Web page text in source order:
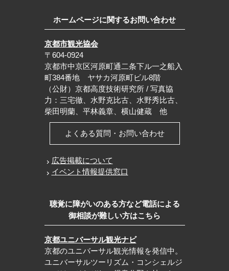
ホームページに関するお問い合わせ
京都市観光協会
〒604-0924
京都市中京区河原町通二条下ル一之船入
町384番地 ヤサカ河原町ビル8階
（公財）京都高度技術研究所 / 写真協
力：三宅徹、水野克比古、水野秀比古、
柴田明蘭、平林義章、横山健蔵 他
よくある質問・お問い合わせ
広告掲載について
イベント情報提供窓口
聴覚に障がいのある方など電話による
御相談が難しい方はこちら
京都ユニバーサル観光ナビ
京都のユニバーサル観光情報を発信中。
ユニバーサルツーリズム・コンシェルジ